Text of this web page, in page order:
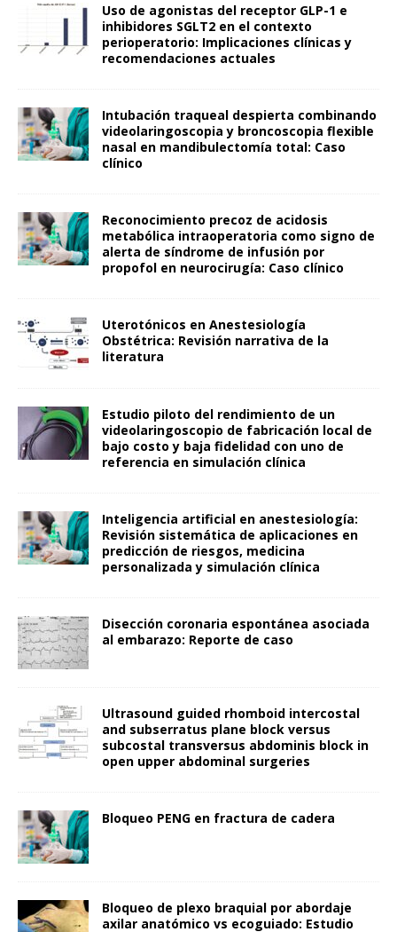
Uso de agonistas del receptor GLP-1 e
inhibidores SGLT2 en el contexto
perioperatorio: Implicaciones clínicas y
recomendaciones actuales
Intubación traqueal despierta combinando
videolaringoscopia y broncoscopia flexible
nasal en mandibulectomía total: Caso
clínico
Reconocimiento precoz de acidosis
metabólica intraoperatoria como signo de
alerta de síndrome de infusión por
propofol en neurocirugía: Caso clínico
Uterotónicos en Anestesiología
Obstétrica: Revisión narrativa de la
literatura
Estudio piloto del rendimiento de un
videolaringoscopio de fabricación local de
bajo costo y baja fidelidad con uno de
referencia en simulación clínica
Inteligencia artificial en anestesiología:
Revisión sistemática de aplicaciones en
predicción de riesgos, medicina
personalizada y simulación clínica
Disección coronaria espontánea asociada
al embarazo: Reporte de caso
Ultrasound guided rhomboid intercostal
and subserratus plane block versus
subcostal transversus abdominis block in
open upper abdominal surgeries
Bloqueo PENG en fractura de cadera
Bloqueo de plexo braquial por abordaje
axilar anatómico vs ecoguiado: Estudio